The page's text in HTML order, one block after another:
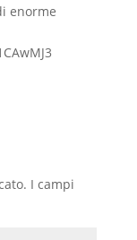
enorme
I campi